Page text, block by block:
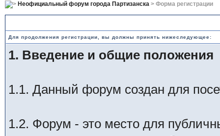
Неофициальный форум города Партизанска> Форма регистрации
Для продолжения регистрации, вы должны принять нижеследующее:
1. Введение и общие положения
1.1. Данный форум создан для
1.2. Форум - это место для